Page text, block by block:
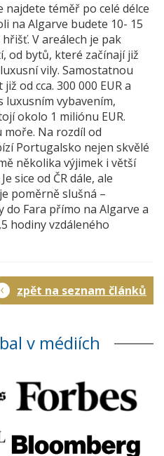
téměř po celé délce
na Algarve budete 10- 15
V areálech je pak
od bytů, které začínají již
vily. Samostatnou
od cca. 300 000 EUR a
luxusním vybavením,
okolo 1 miliónu EUR.
Na rozdíl od
Portugalsko nejen skvělé
několika výjimek i větší
sice od ČR dále, ale
poměrně slušná –
do Fara přímo na Algarve a
hodiny vzdáleného
zpět na seznam článků
v médiích